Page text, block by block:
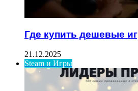
Где купить дешевые
21.12.2025
Steam и Игры